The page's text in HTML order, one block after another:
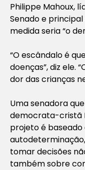
Philippe Mahoux,
Senado e
medida seria “o
“O escândalo é
doenças”, diz ele.
dor das crianças
Uma senadora
democrata-cristã
projeto é baseado
tomar decisões
também sobre